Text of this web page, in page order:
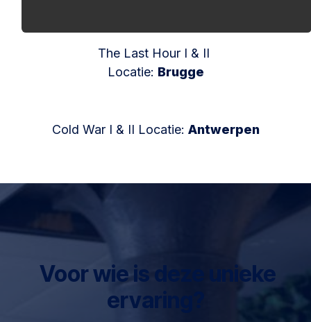
The Last Hour I & II
Locatie: Brugge
Cold War I & II Locatie: Antwerpen
Voor wie is deze unieke
ervaring?